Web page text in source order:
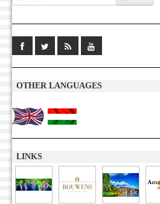
OTHER LANGUAGES
LINKS